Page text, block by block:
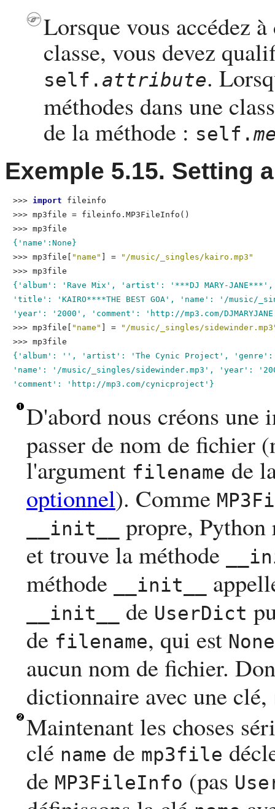
Lorsque vous accédez
classe, vous devez
self. attribute.
méthodes dans une
de la méthode : self.
Exemple 5.15. Setting
>>> import fileinfo
>>> mp3file = fileinfo.MP3FileInfo()
>>> mp3file
{'name':None}
>>> mp3file[ "name" ] =
"/music/_singles/kairo.mp3"
>>> mp3file
{'album': 'Rave Mix', 'artist': '***DJ MARY-
'title': 'KAIRO****THE BEST GOA', 'name': '/music/
'year': '2000', 'comment': 'http://mp3.com/
>>> mp3file[ "name" ] =
"/music/_singles/
>>> mp3file
{'album': '', 'artist': 'The Cynic Project',
'name': '/music/_singles/sidewinder.mp3', 'year':
'comment': 'http://mp3.com/cynicproject'}
D'abord nous créons une
passer de nom de fichier
l'argument filename de
optionnel). Comme
__init__
propre, Python
et trouve la méthode
méthode __init__
__init__ de UserDict
de filename, qui est None
aucun nom de fichier.
dictionnaire avec une clé,
Maintenant les choses
clé name de mp3file
de MP3FileInfo (pas